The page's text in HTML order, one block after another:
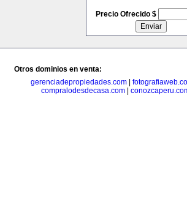
Precio Ofrecido $
Otros dominios en venta:
gerenciadepropiedades.com|
compralodesdecasa.com